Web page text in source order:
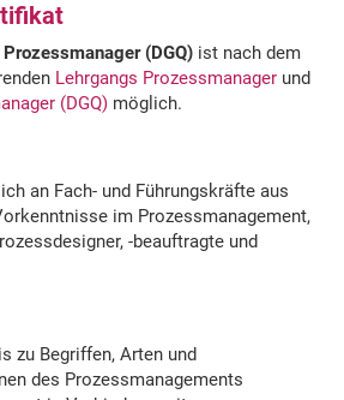
Prozessmanager (DGQ) ist nach dem
Lehrgangs Prozessmanager und
(DGQ) möglich.
an Fach- und Führungskräfte aus
im Prozessmanagement,
-beauftragte und
zu Begriffen, Arten und
des Prozessmanagements